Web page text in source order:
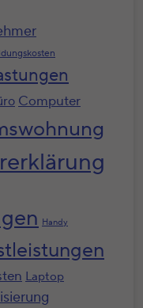
Computer
Handy
Laptop